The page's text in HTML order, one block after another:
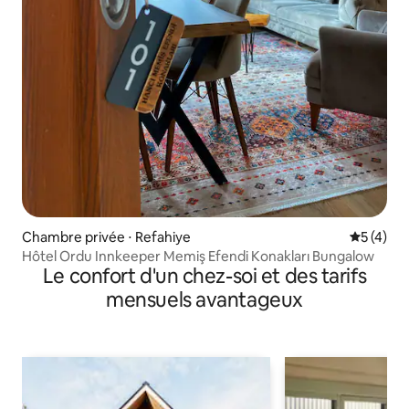
Chambre privée ⋅ Refahiye
5 (4)
Hôtel Ordu Innkeeper Memiş Efendi Konakları Bungalow
Le confort d'un chez-soi et des tarifs
mensuels avantageux